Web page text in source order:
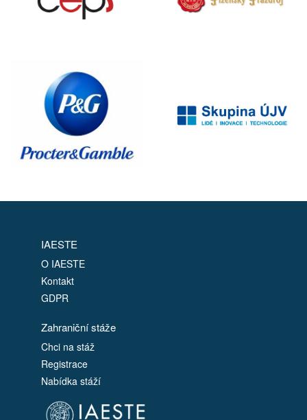
IAESTE
O IAESTE
Kontakt
GDPR
Zahraniční stáže
Chci na stáž
Registrace
Nabídka stáží